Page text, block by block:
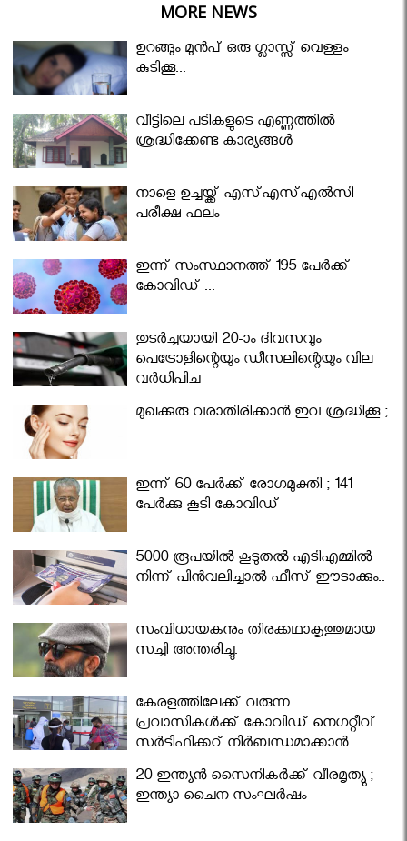
MORE NEWS
ഉറങ്ങും മുന്‍പ് ഒരു ഗ്ലാസ്സ് വെള്ളം
കുടിക്കൂ...
വീട്ടിലെ പടികളുടെ എണ്ണത്തിൽ
ശ്രദ്ധിക്കേണ്ട കാര്യങ്ങൾ
നാളെ ഉച്ചയ്ക്ക് എസ്എസ്എല്‍സി
പരീക്ഷ ഫലം
ഇന്ന് സംസ്ഥാനത്ത് 195 പേര്‍ക്ക്
കോവിഡ് ...
തുടർച്ചയായി 20-ാം ദിവസവും
പെട്രോളിന്റെയും ഡീസലിന്റെയും വില
വര്‍ധിപ്പിച്ചു
മുഖക്കുരു വരാതിരിക്കാന്‍ ഇവ ശ്രദ്ധിക്കൂ ;
ഇന്ന് 60 പേർക്ക് രോഗമുക്തി ; 141
പേര്‍ക്കു കൂടി കോവിഡ്
5000 രൂപയിൽ കൂടുതൽ എടിഎമ്മിൽ
നിന്ന് പിൻവലിച്ചാൽ ഫീസ് ഈടാക്കും..
സംവിധായകനും തിരക്കഥാകൃത്തുമായ
സച്ചി അന്തരിച്ചു.
കേരളത്തിലേക്ക് വരുന്ന
പ്രവാസികള്‍ക്ക് കോവിഡ് നെഗറ്റീവ്
സര്‍ട്ടിഫിക്കറ്റ് നിർബന്ധമാക്കാൻ
മന്ത്രിസഭ
20 ഇന്ത്യൻ സൈനികർക്ക് വീരമൃത്യു ;
ഇന്ത്യാ-ചൈന സംഘർഷം